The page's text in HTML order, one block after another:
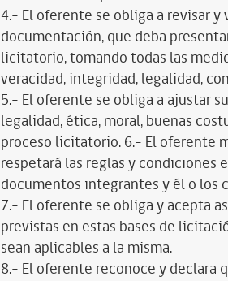
4.- El oferente se obliga a revisar
documentación, que deba
licitatorio, tomando todas las
veracidad, integridad, legalidad,
5.- El oferente se obliga a ajustar
legalidad, ética, moral, buenas
proceso licitatorio. 6.- El oferente
respetará las reglas y condiciones
documentos integrantes y él o los
7.- El oferente se obliga y acepta
previstas en estas bases de
sean aplicables a la misma.
8.- El oferente reconoce y declara